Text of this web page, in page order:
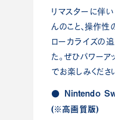
リマスターに伴
んのこと、操作
ローカライズの
た。ぜひパワー
でお楽しみくださ
● Nintendo
(※高画質版)